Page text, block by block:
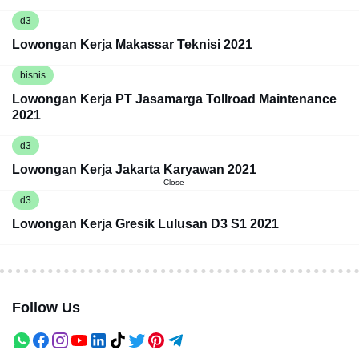
d3
Lowongan Kerja Makassar Teknisi 2021
bisnis
Lowongan Kerja PT Jasamarga Tollroad Maintenance
2021
d3
Lowongan Kerja Jakarta Karyawan 2021
d3
Lowongan Kerja Gresik Lulusan D3 S1 2021
Follow Us
Close